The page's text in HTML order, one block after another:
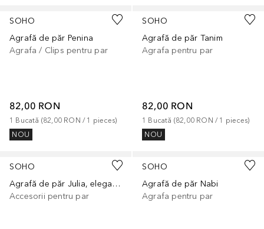
SOHO
Agrafă de păr Penina
Agrafa / Clips pentru par
82,00 RON
1 Bucată (82,00 RON / 1 pieces)
NOU
SOHO
Agrafă de păr Tanim
Agrafa pentru par
82,00 RON
1 Bucată (82,00 RON / 1 pieces)
NOU
SOHO
Agrafă de păr Julia, elegantă
Accesorii pentru par
SOHO
Agrafă de păr Nabi
Agrafa pentru par